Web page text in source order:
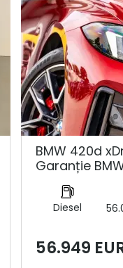
BMW 420d
Garanție
Diesel
56.949